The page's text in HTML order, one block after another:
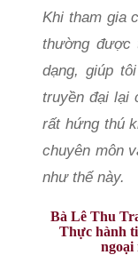
Khi tham gia
thường được
dạng, giúp
truyền đại lại
rất hứng thú
chuyên môn
như thế này.
Bà Lê Thu
Thực hành
ngoại